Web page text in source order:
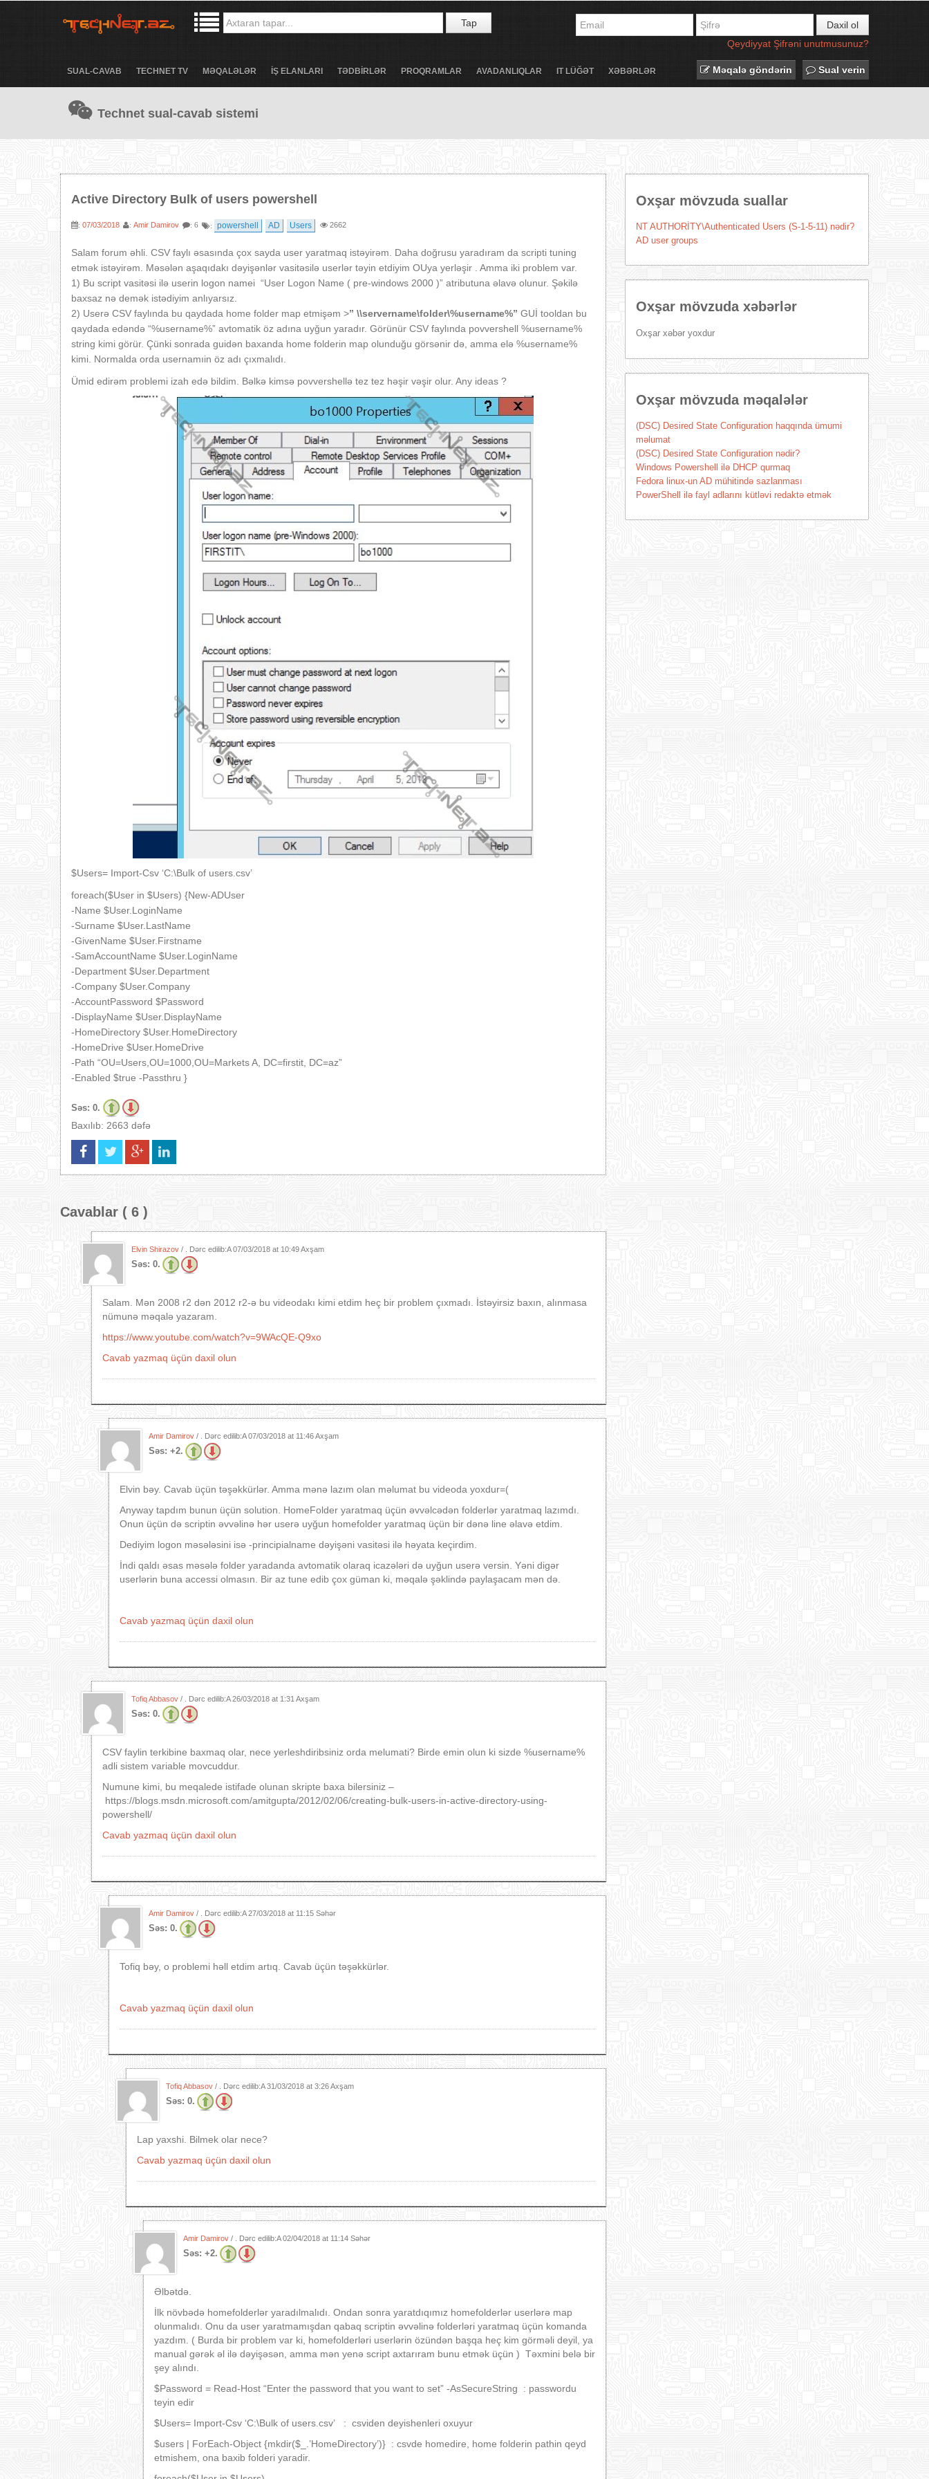
Tap
Daxil ol
Qeydiyyat Şifrəni unutmusunuz?
SUAL-CAVAB TECHNET TV MƏQALƏLƏR İŞ ELANLARI TƏDBİRLƏR PROQRAMLAR AVADANLIQLAR IT LÜĞƏT XƏBƏRLƏR Məqalə göndərin Sual verin
Technet sual-cavab sistemi
Active Directory Bulk of users powershell
: 07/03/2018 : Amir Damirov : 6 : powershell AD Users 2662
Salam forum əhli. CSV faylı əsasında çox sayda user yaratmaq istəyirəm. Daha doğrusu yaradıram da scripti tuning
etmək istəyirəm. Məsələn aşaqıdakı dəyişənlər vasitəsilə userlər təyin etdiyim OUya yerləşir . Amma iki problem var.
1) Bu script vasitəsi ilə userin logon namei “User Logon Name ( pre-windows 2000 )” atributuna əlavə olunur. Şəkilə
baxsaz nə demək istədiyim anlıyarsız.
2) Userə CSV faylında bu qaydada home folder map etmişəm >” \\servername\folder\%username%” GUİ tooldan bu
qaydada edəndə “%username%” avtomatik öz adına uyğun yaradır. Görünür CSV faylında povvershell %username%
string kimi görür. Çünki sonrada guidən baxanda home folderin map olunduğu görsənir də, amma elə %username%
kimi. Normalda orda usernamıin öz adı çıxmalıdı.
Ümid edirəm problemi izah edə bildim. Bəlkə kimsə povvershellə tez tez həşir vəşir olur. Any ideas ?
$Users= Import-Csv ‘C:\Bulk of users.csv’
foreach($User in $Users) {New-ADUser
-Name $User.LoginName
-Surname $User.LastName
-GivenName $User.Firstname
-SamAccountName $User.LoginName
-Department $User.Department
-Company $User.Company
-AccountPassword $Password
-DisplayName $User.DisplayName
-HomeDirectory $User.HomeDirectory
-HomeDrive $User.HomeDrive
-Path “OU=Users,OU=1000,OU=Markets A, DC=firstit, DC=az”
-Enabled $true -Passthru }
Səs: 0.
Baxılıb: 2663 dəfə
Cavablar ( 6 )
Elvin Shirazov / . Dərc edilib:A07/03/2018 at 10:49 Axşam
Səs: 0.
Salam. Mən 2008 r2 dən 2012 r2-ə bu videodakı kimi etdim heç bir problem çıxmadı. İstəyirsiz baxın, alınmasa
nümunə məqalə yazaram.
https://www.youtube.com/watch?v=9WAcQE-Q9xo
Cavab yazmaq üçün daxil olun
Amir Damirov / . Dərc edilib:A07/03/2018 at 11:46 Axşam
Səs: +2.
Elvin bəy. Cavab üçün təşəkkürlər. Amma mənə lazım olan məlumat bu videoda yoxdur=(
Anyway tapdım bunun üçün solution. HomeFolder yaratmaq üçün əvvəlcədən folderlər yaratmaq lazımdı.
Onun üçün də scriptin əvvəlinə hər userə uyğun homefolder yaratmaq üçün bir dənə line əlavə etdim.
Dediyim logon məsələsini isə -principialname dəyişəni vasitəsi ilə həyata keçirdim.
İndi qaldı əsas məsələ folder yaradanda avtomatik olaraq icazələri də uyğun userə versin. Yəni digər
userlərin buna accessi olmasın. Bir az tune edib çox güman ki, məqalə şəklində paylaşacam mən də.
Cavab yazmaq üçün daxil olun
Tofiq Abbasov / . Dərc edilib:A26/03/2018 at 1:31 Axşam
Səs: 0.
CSV faylin terkibine baxmaq olar, nece yerleshdiribsiniz orda melumati? Birde emin olun ki sizde %username%
adli sistem variable movcuddur.
Numune kimi, bu meqalede istifade olunan skripte baxa bilersiniz –
https://blogs.msdn.microsoft.com/amitgupta/2012/02/06/creating-bulk-users-in-active-directory-using-
powershell/
Cavab yazmaq üçün daxil olun
Amir Damirov / . Dərc edilib:A27/03/2018 at 11:15 Səhər
Səs: 0.
Tofiq bəy, o problemi həll etdim artıq. Cavab üçün təşəkkürlər.
Cavab yazmaq üçün daxil olun
Tofiq Abbasov / . Dərc edilib:A31/03/2018 at 3:26 Axşam
Səs: 0.
Lap yaxshi. Bilmek olar nece?
Cavab yazmaq üçün daxil olun
Amir Damirov / . Dərc edilib:A02/04/2018 at 11:14 Səhər
Səs: +2.
Əlbətdə.
İlk növbədə homefolderlər yaradılmalıdı. Ondan sonra yaratdıqımız homefolderlər userlərə map
olunmalıdı. Onu da user yaratmamışdan qabaq scriptin əvvəlinə folderləri yaratmaq üçün komanda
yazdım. ( Burda bir problem var ki, homefolderləri userlərin özündən başqa heç kim görməli deyil, ya
manual gərək əl ilə dəyişəsən, amma mən yenə script axtarıram bunu etmək üçün ) Təxmini belə bir
şey alındı.
$Password = Read-Host “Enter the password that you want to set” -AsSecureString : passwordu
teyin edir
$Users= Import-Csv ‘C:\Bulk of users.csv’ : csviden deyishenleri oxuyur
$users | ForEach-Object {mkdir($_.’HomeDirectory’)} : csvde homedire, home folderin pathin qeyd
etmishem, ona baxib folderi yaradir.
Oxşar mövzuda suallar
NT AUTHORİTY\Authenticated Users (S-1-5-11) nədir?
AD user groups
Oxşar mövzuda xəbərlər
Oxşar xəbər yoxdur
Oxşar mövzuda məqalələr
(DSC) Desired State Configuration haqqında ümumi
məlumat
(DSC) Desired State Configuration nədir?
Windows Powershell ilə DHCP qurmaq
Fedora linux-un AD mühitində sazlanması
PowerShell ilə fayl adlarını kütləvi redaktə etmək